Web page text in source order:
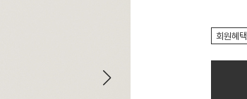
회원혜택